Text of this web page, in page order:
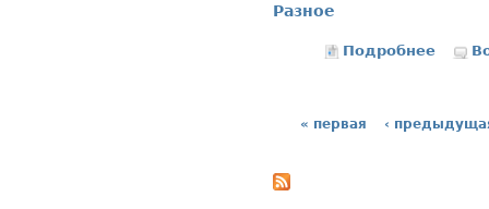
Разное
Подробнее о
« первая
‹